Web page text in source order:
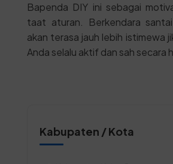
Bapenda DIY ini sebagai
taat aturan. Berkendara
akan terasa jauh lebih istimewa
Anda selalu aktif dan sah secara
Kabupaten / Kota